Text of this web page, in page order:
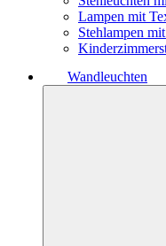
Lampen mit
Stehlampen
Wandleuchten